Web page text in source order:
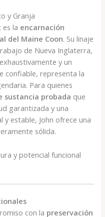
y Granja
es la encarnación
del Maine Coon. Su linaje
de Nueva Inglaterra,
y un
confiable, representa la
Para quienes
sustancia probada que
garantizada y una
estable, John ofrece una
sólida.
y potencial funcional
con la preservación